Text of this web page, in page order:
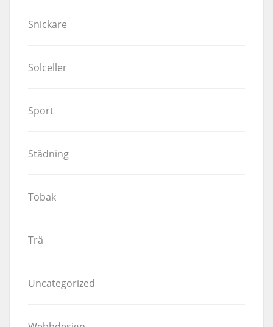
Snickare
Solceller
Sport
Städning
Tobak
Trä
Uncategorized